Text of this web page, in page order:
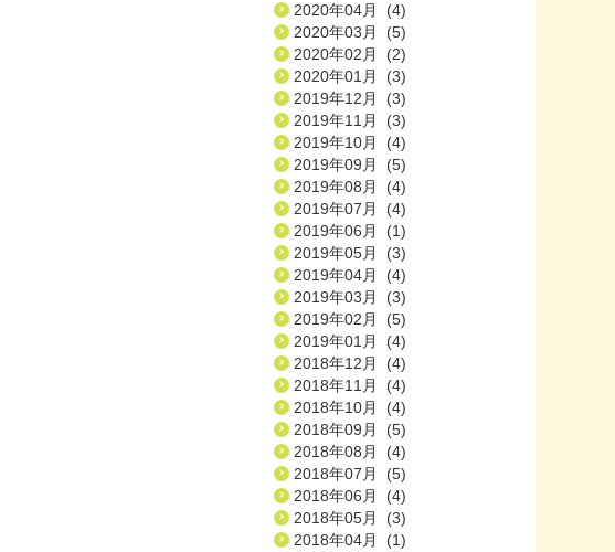
2020年04月 (4)
2020年03月 (5)
2020年02月 (2)
2020年01月 (3)
2019年12月 (3)
2019年11月 (3)
2019年10月 (4)
2019年09月 (5)
2019年08月 (4)
2019年07月 (4)
2019年06月 (1)
2019年05月 (3)
2019年04月 (4)
2019年03月 (3)
2019年02月 (5)
2019年01月 (4)
2018年12月 (4)
2018年11月 (4)
2018年10月 (4)
2018年09月 (5)
2018年08月 (4)
2018年07月 (5)
2018年06月 (4)
2018年05月 (3)
2018年04月 (1)